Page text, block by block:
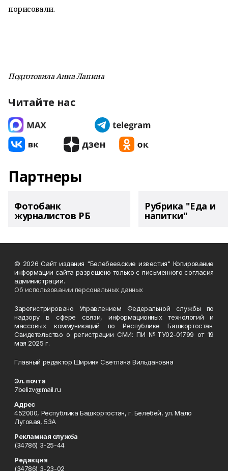
порисовали.
Подготовила Анна Лапина
Читайте нас
Партнеры
Фотобанк
журналистов РБ
Рубрика "Еда и
напитки"
© 2026 Сайт издания "Белебеевские известия" Копирование
информации сайта разрешено только с письменного согласия
администрации.
Об использовании персональных данных
Зарегистрировано Управлением Федеральной службы по
надзору в сфере связи, информационных технологий и
массовых коммуникаций по Республике Башкортостан.
Свидетельство о регистрации СМИ: ПИ №ТУ02-01799 от 19
мая 2025 г.
Главный редактор Шириня Светлана Вильдановна
Эл. почта
7belizv@mail.ru
Адрес
452000, Республика Башкортостан, г. Белебей, ул. Мало
Луговая, 53А
Рекламная служба
(34786) 3-25-44
Редакция
(34786) 3-23-02